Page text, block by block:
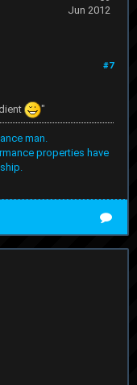
Jun 2012
#7
"
man.
properties have